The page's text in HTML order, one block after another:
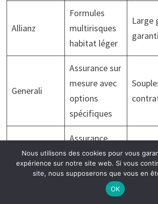
Allianz
Formules
multirisques
habitat léger
Large
Generali
Assurance sur
mesure avec
options
spécifiques
Macif
Assurance
mobilité et
habitation
Tiny House
prix
Nous utilisons des cookies pour vous
expérience sur notre site web. Si vous
site, nous supposerons que vous en
OK